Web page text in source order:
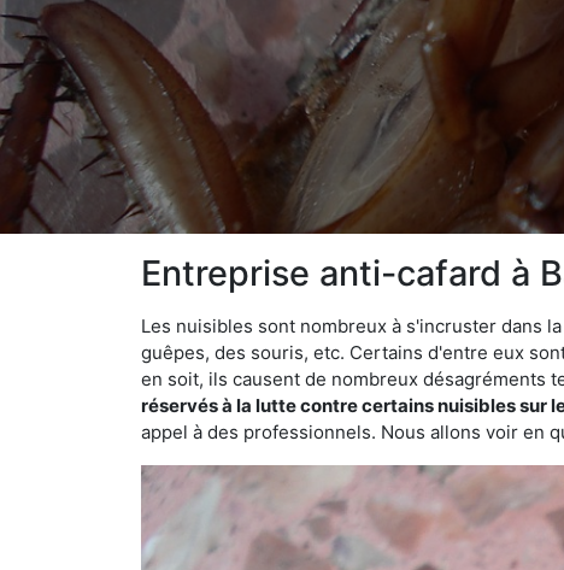
Entreprise anti-cafard à
Les nuisibles sont nombreux à s'incruster dans
guêpes, des souris, etc. Certains d'entre eux
en soit, ils causent de nombreux désagréments
réservés à la lutte contre certains nuisibles sur
appel à des professionnels. Nous allons voir en